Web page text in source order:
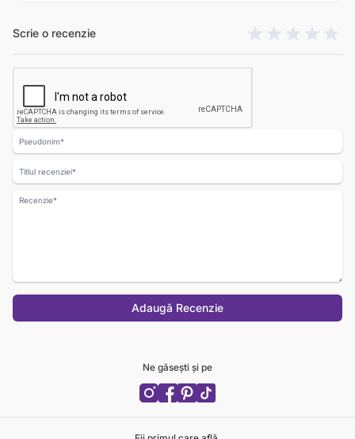
Scrie o recenzie
Nume
Titlul recenziei
Recenzie
Adaugă Recenzie
Ne găsești și pe